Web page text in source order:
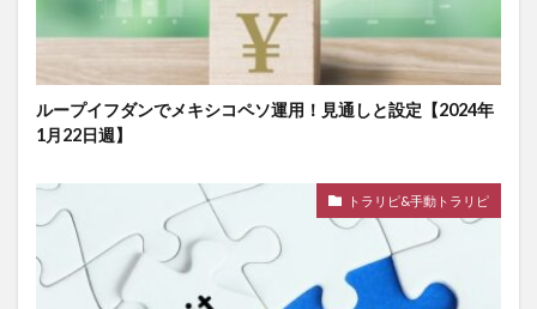
ループイフダンでメキシコペソ運用！見通しと設定【2024年
1月22日週】
トラリピ&手動トラリピ